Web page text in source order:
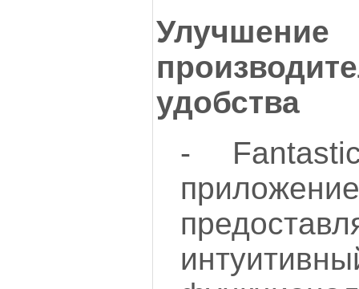
Улучшение
удобства
-